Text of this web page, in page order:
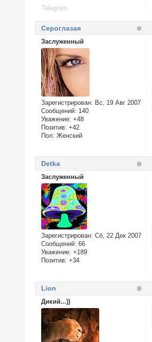
Telegram
Сероглазая
Заслуженный
Зарегистрирован: Вс, 19 Авг 2007
Сообщений: 140
Уважение: +48
Позитив: +42
Пол: Женский
Detka
Заслуженный
Зарегистрирован: Сб, 22 Дек 2007
Сообщений: 66
Уважение: +189
Позитив: +34
Lion
Дикий...))